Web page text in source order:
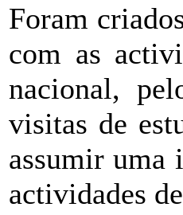
Foram
com as
nacional,
visitas de
assumir uma
actividades